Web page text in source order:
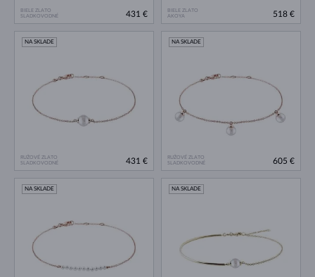
BIELE ZLATO
SLADKOVODNÉ
431 €
BIELE ZLATO
AKOYA
518 €
RUŽOVÉ ZLATO
SLADKOVODNÉ
NA SKLADE
431 €
RUŽOVÉ ZLATO
SLADKOVODNÉ
NA SKLADE
605 €
NA SKLADE NA SKLADE